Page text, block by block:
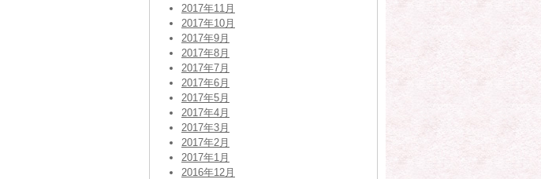
2017年11月
2017年10月
2017年9月
2017年8月
2017年7月
2017年6月
2017年5月
2017年4月
2017年3月
2017年2月
2017年1月
2016年12月